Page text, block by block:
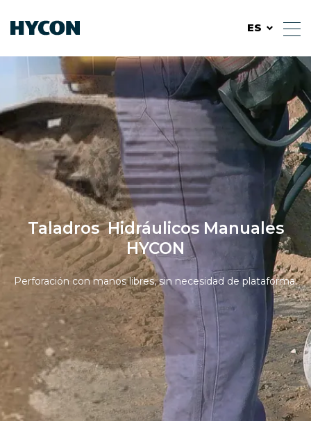
ES
Taladros Hidráulicos Manuales
HYCON
Perforación con manos libres, sin necesidad de plataforma.